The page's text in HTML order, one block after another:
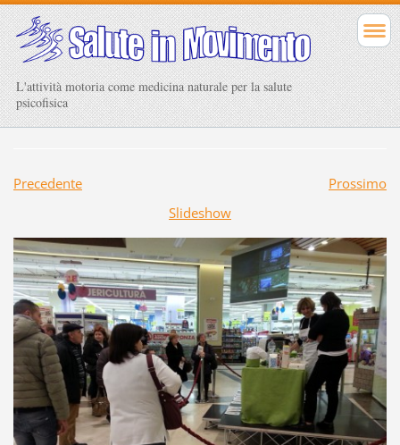
L'attività motoria come medicina naturale per la salute
psicofisica
Precedente
Prossimo
Slideshow